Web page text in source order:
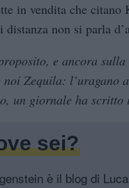
in vendita che citano
distanza non si parla
e ancora
noi Zequila: l’uragano
un giornale ha
sei?
è il blog di